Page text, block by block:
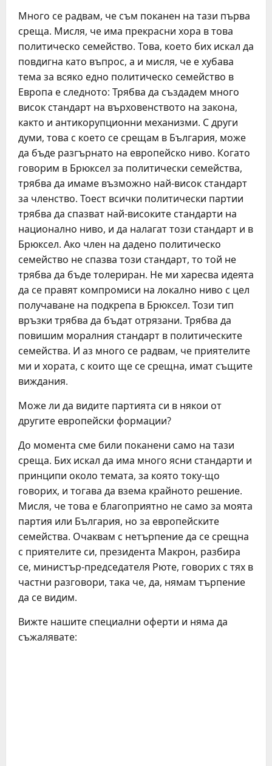
Много се радвам, че съм поканен на тази първа
среща. Мисля, че има прекрасни хора в това
политическо семейство. Това, което бих искал да
повдигна като въпрос, а и мисля, че е хубава
тема за всяко едно политическо семейство в
Европа е следното: Трябва да създадем много
висок стандарт на върховенството на закона,
както и антикорупционни механизми. С други
думи, това с което се срещам в България, може
да бъде разгърнато на европейско ниво. Когато
говорим в Брюксел за политически семейства,
трябва да имаме възможно най-висок стандарт
за членство. Тоест всички политически партии
трябва да спазват най-високите стандарти на
национално ниво, и да налагат този стандарт и в
Брюксел. Ако член на дадено политическо
семейство не спазва този стандарт, то той не
трябва да бъде толериран. Не ми харесва идеята
да се правят компромиси на локално ниво с цел
получаване на подкрепа в Брюксел. Този тип
връзки трябва да бъдат отрязани. Трябва да
повишим моралния стандарт в политическите
семейства. И аз много се радвам, че приятелите
ми и хората, с които ще се срещна, имат същите
виждания.
Може ли да видите партията си в някои от
другите европейски формации?
До момента сме били поканени само на тази
среща. Бих искал да има много ясни стандарти и
принципи около темата, за която току-що
говорих, и тогава да взема крайното решение.
Мисля, че това е благоприятно не само за моята
партия или България, но за европейските
семейства. Очаквам с нетърпение да се срещна
с приятелите си, президента Макрон, разбира
се, министър-председателя Рюте, говорих с тях в
частни разговори, така че, да, нямам търпение
да се видим.
Вижте нашите специални оферти и няма да
съжалявате: